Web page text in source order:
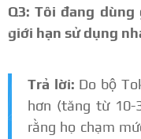
Q3: Tôi đang dùng
giới hạn sử dụng
Trả lời: Do bộ
hơn (tăng từ 10-
rằng họ chạm